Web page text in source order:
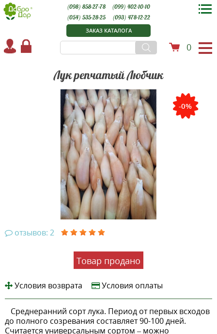
ЗАКАЗ КАТАЛОГА
0
(098) 858-27-78
(099) 402-10-10
(054) 535-28-25
(093) 478-12-22
Лук репчатый Любчик
-0%
отзывов: 2
Товар продано
Условия возврата Условия оплаты
Среднеранний сорт лука. Период от первых всходов
до полного созревания составляет 90-100 дней.
Считается универсальным сортом – можно